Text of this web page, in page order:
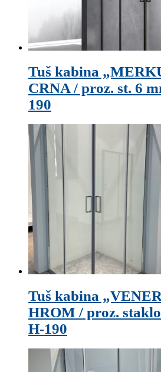
Tuš kabina
CRNA / proz. st. 6
190
Tuš kabina
HROM / proz.
H-190